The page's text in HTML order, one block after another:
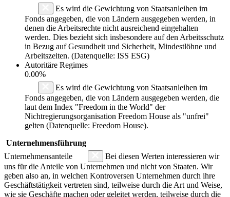
Es wird die Gewichtung von Staatsanleihen im
Fonds angegeben, die von Ländern ausgegeben werden, in
denen die Arbeitsrechte nicht ausreichend eingehalten
werden. Dies bezieht sich insbesondere auf den Arbeitsschutz
in Bezug auf Gesundheit und Sicherheit, Mindestlöhne und
Arbeitszeiten. (Datenquelle: ISS ESG)
Autoritäre Regimes
0.00%
Es wird die Gewichtung von Staatsanleihen im
Fonds angegeben, die von Ländern ausgegeben werden, die
laut dem Index "Freedom in the World" der
Nichtregierungsorganisation Freedom House als "unfrei"
gelten (Datenquelle: Freedom House).
Unternehmensführung
Unternehmensanteile
Bei diesen Werten interessieren wir
uns für die Anteile von Unternehmen und nicht von Staaten. Wir
geben also an, in welchen Kontroversen Unternehmen durch ihre
Geschäftstätigkeit vertreten sind, teilweise durch die Art und Weise,
wie sie Geschäfte machen oder geleitet werden, teilweise durch die